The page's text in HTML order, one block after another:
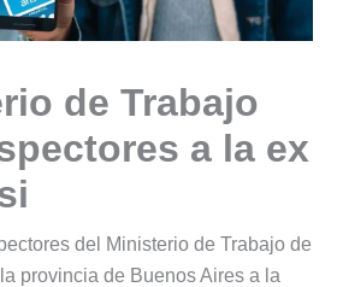
de Trabajo
a la ex
del Ministerio de Trabajo de
provincia de Buenos Aires a la